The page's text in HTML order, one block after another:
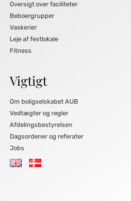
Oversigt over faciliteter
Beboergrupper
Vaskerier
Leje af festlokale
Fitness
Vigtigt
Om boligselskabet AUB
Vedtægter og regler
Afdelingsbestyrelsen
Dagsordener og referater
Jobs